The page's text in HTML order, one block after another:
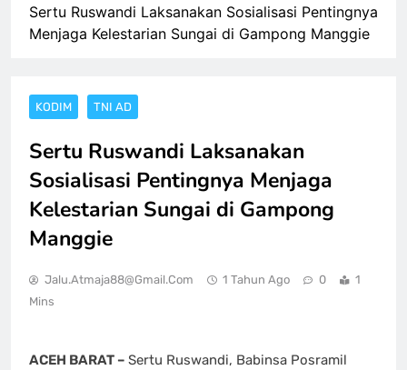
Sertu Ruswandi Laksanakan Sosialisasi Pentingnya
Menjaga Kelestarian Sungai di Gampong Manggie
KODIM TNI AD
Sertu Ruswandi Laksanakan
Sosialisasi Pentingnya Menjaga
Kelestarian Sungai di Gampong
Manggie
Jalu.atmaja88@gmail.com 1 Tahun Ago 0
1
Mins
ACEH BARAT – Sertu Ruswandi, Babinsa Posramil